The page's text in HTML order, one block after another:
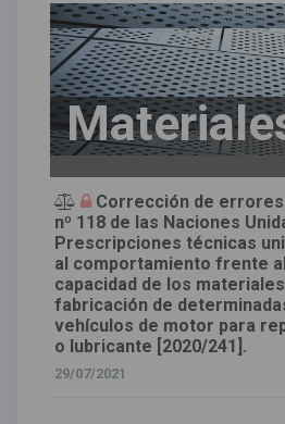
Corrección de
nº 118 de las Naciones
Prescripciones técnicas
al comportamiento frente
capacidad de los
fabricación de
vehículos de motor para
o lubricante [2020/241].
29/07/2021